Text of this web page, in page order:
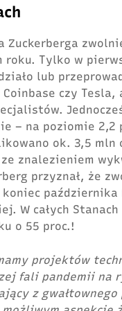
Zuckerberga
roku. Tylko w
lub
czy Tesla,
– na poziomie 2,2
ok. 3,5 mln
znalezieniem
przyznał, że
W całych
o 55 proc.!
projektów
fali pandemii na
z